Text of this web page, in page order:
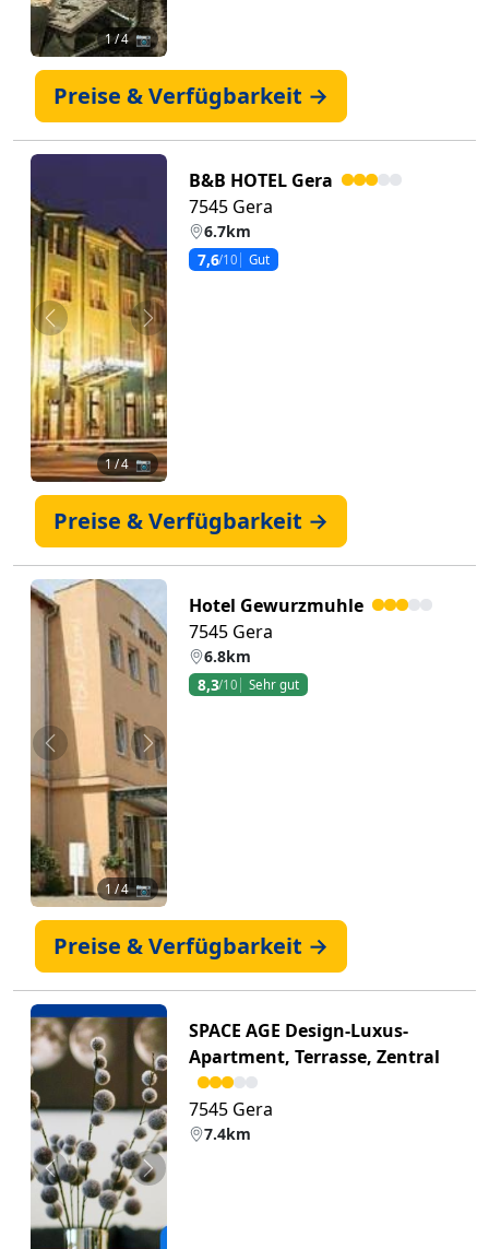
1/ 4 📷
Preise & Verfügbarkeit →
Zurück Weiter
1/ 4 📷
B&B HOTEL Gera
7545 Gera
6.7km
7,6/10 Gut
Preise & Verfügbarkeit →
Zurück Weiter
1 / 4 📷
Hotel Gewurzmuhle
7545 Gera
6.8km
8,3/10 Sehr gut
Preise & Verfügbarkeit →
Zurück Weiter
SPACE AGE Design-Luxus-
Apartment, Terrasse, Zentral
7545 Gera
7.4km